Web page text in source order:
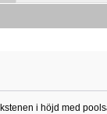
i höjd med